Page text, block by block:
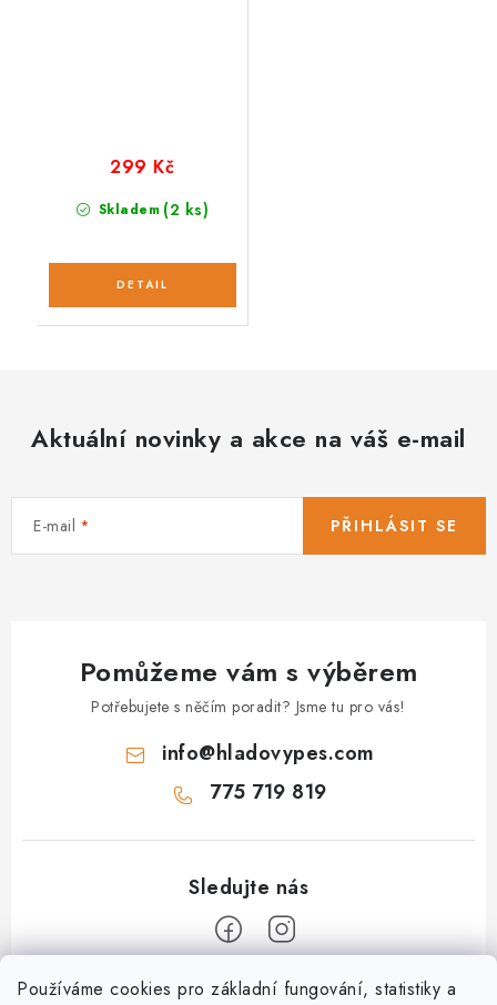
Používáme cookies pro základní fungování, statistiky a
Skladem (2 ks)
299 Kč
Aktuální novinky a akce na váš e-mail
E-mail PŘIHLÁSIT SE
Pomůžeme vám s výběrem
Potřebujete s něčím poradit? Jsme tu pro vás!
info@hladovypes.com
775 719 819